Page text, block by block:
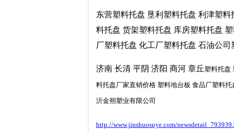
东营塑料托盘 垦利塑料托盘 利津塑
料托盘 货架塑料托盘 库房塑料托盘
厂塑料托盘 化工厂塑料托盘 石油公司
济南 长清 平阴 济阳 商河 章丘塑料托盘
料托盘厂家直销价格 塑料地台板 食品厂塑料
沂金朔塑业有限公司
http://www.jinshuosuye.com/